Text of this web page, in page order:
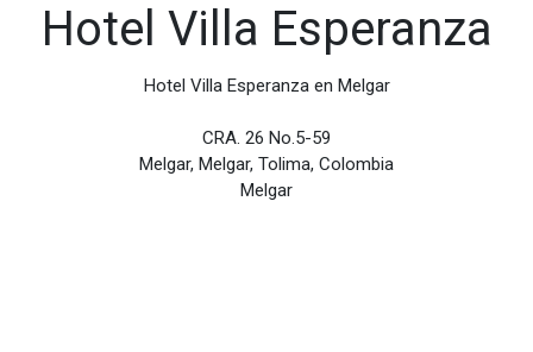
Hotel Villa Esperanza
Hotel Villa Esperanza en Melgar
CRA. 26 No.5-59
Melgar, Melgar, Tolima, Colombia
Melgar